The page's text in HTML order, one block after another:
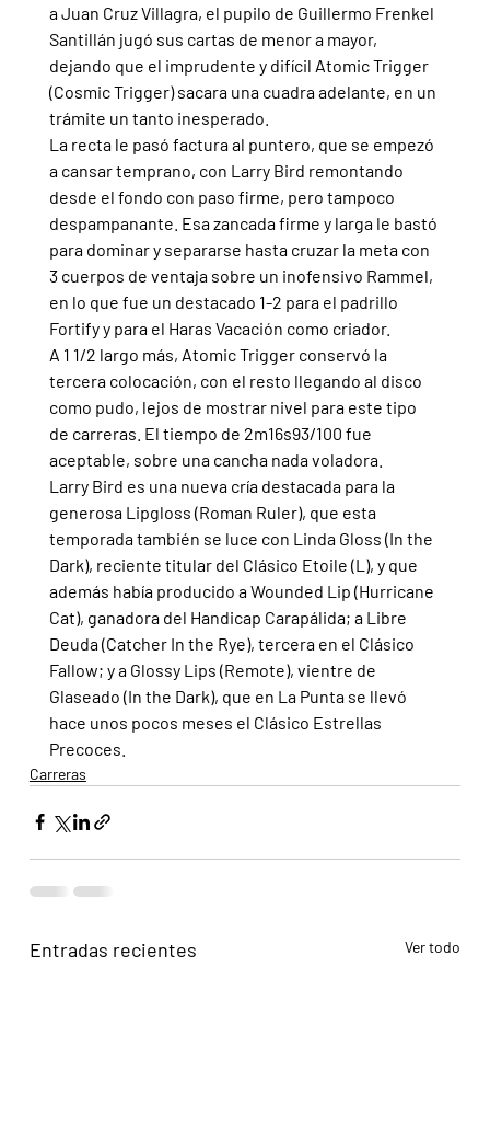
a Juan Cruz Villagra, el pupilo de Guillermo Frenkel
Santillán jugó sus cartas de menor a mayor,
dejando que el imprudente y difícil Atomic Trigger
(Cosmic Trigger) sacara una cuadra adelante, en un
trámite un tanto inesperado.
La recta le pasó factura al puntero, que se empezó
a cansar temprano, con Larry Bird remontando
desde el fondo con paso firme, pero tampoco
despampanante. Esa zancada firme y larga le bastó
para dominar y separarse hasta cruzar la meta con
3 cuerpos de ventaja sobre un inofensivo Rammel,
en lo que fue un destacado 1-2 para el padrillo
Fortify y para el Haras Vacación como criador.
A 1 1/2 largo más, Atomic Trigger conservó la
tercera colocación, con el resto llegando al disco
como pudo, lejos de mostrar nivel para este tipo
de carreras. El tiempo de 2m16s93/100 fue
aceptable, sobre una cancha nada voladora.
Larry Bird es una nueva cría destacada para la
generosa Lipgloss (Roman Ruler), que esta
temporada también se luce con Linda Gloss (In the
Dark), reciente titular del Clásico Etoile (L), y que
además había producido a Wounded Lip (Hurricane
Cat), ganadora del Handicap Carapálida; a Libre
Deuda (Catcher In the Rye), tercera en el Clásico
Fallow; y a Glossy Lips (Remote), vientre de
Glaseado (In the Dark), que en La Punta se llevó
hace unos pocos meses el Clásico Estrellas
Precoces.
Carreras
Entradas recientes Ver todo